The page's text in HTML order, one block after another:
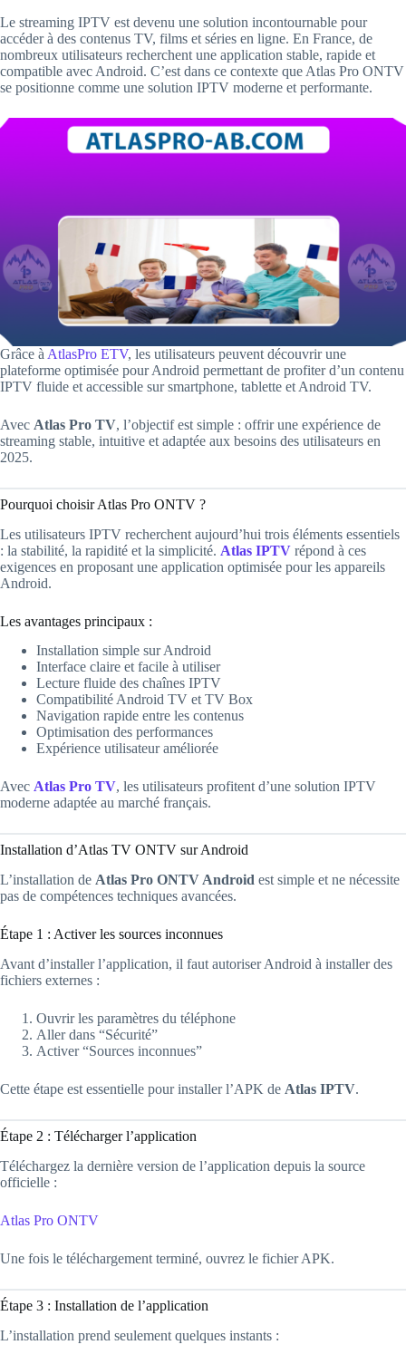
Le streaming IPTV est devenu une solution incontournable pour
accéder à des contenus TV, films et séries en ligne. En France, de
nombreux utilisateurs recherchent une application stable, rapide et
compatible avec Android. C’est dans ce contexte que Atlas Pro ONTV
se positionne comme une solution IPTV moderne et performante.
Grâce à AtlasPro ETV, les utilisateurs peuvent découvrir une
plateforme optimisée pour Android permettant de profiter d’un contenu
IPTV fluide et accessible sur smartphone, tablette et Android TV.
Avec Atlas Pro TV, l’objectif est simple : offrir une expérience de
streaming stable, intuitive et adaptée aux besoins des utilisateurs en
2025.
Pourquoi choisir Atlas Pro ONTV ?
Les utilisateurs IPTV recherchent aujourd’hui trois éléments essentiels
: la stabilité, la rapidité et la simplicité. Atlas IPTV répond à ces
exigences en proposant une application optimisée pour les appareils
Android.
Les avantages principaux :
Installation simple sur Android
Interface claire et facile à utiliser
Lecture fluide des chaînes IPTV
Compatibilité Android TV et TV Box
Navigation rapide entre les contenus
Optimisation des performances
Expérience utilisateur améliorée
Avec Atlas Pro TV, les utilisateurs profitent d’une solution IPTV
moderne adaptée au marché français.
Installation d’Atlas TV ONTV sur Android
L’installation de Atlas Pro ONTV Android est simple et ne nécessite
pas de compétences techniques avancées.
Étape 1 : Activer les sources inconnues
Avant d’installer l’application, il faut autoriser Android à installer des
fichiers externes :
Ouvrir les paramètres du téléphone
Aller dans “Sécurité”
Activer “Sources inconnues”
Cette étape est essentielle pour installer l’APK de Atlas IPTV.
Étape 2 : Télécharger l’application
Téléchargez la dernière version de l’application depuis la source
officielle :
Atlas Pro ONTV
Une fois le téléchargement terminé, ouvrez le fichier APK.
Étape 3 : Installation de l’application
L’installation prend seulement quelques instants :